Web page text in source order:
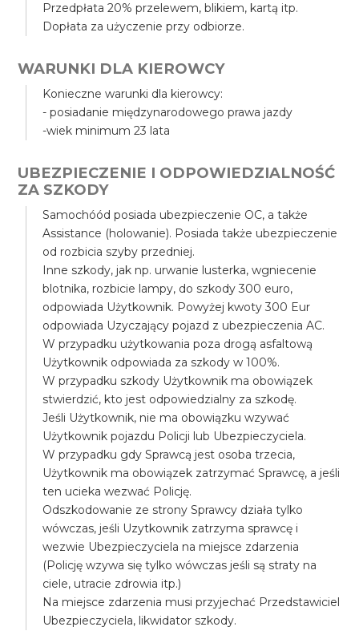
Przedpłata 20% przelewem, blikiem, kartą itp.
Dopłata za użyczenie przy odbiorze.
WARUNKI DLA KIEROWCY
Konieczne warunki dla kierowcy:
- posiadanie międzynarodowego prawa jazdy
-wiek minimum 23 lata
UBEZPIECZENIE I ODPOWIEDZIALNOŚĆ
ZA SZKODY
Samochóód posiada ubezpieczenie OC, a także
Assistance (holowanie). Posiada także ubezpieczenie
od rozbicia szyby przedniej.
Inne szkody, jak np. urwanie lusterka, wgniecenie
blotnika, rozbicie lampy, do szkody 300 euro,
odpowiada Użytkownik. Powyżej kwoty 300 Eur
odpowiada Uzyczający pojazd z ubezpieczenia AC.
W przypadku użytkowania poza drogą asfaltową
Użytkownik odpowiada za szkody w 100%.
W przypadku szkody Użytkownik ma obowiązek
stwierdzić, kto jest odpowiedzialny za szkodę.
Jeśli Użytkownik, nie ma obowiązku wzywać
Użytkownik pojazdu Policji lub Ubezpieczyciela.
W przypadku gdy Sprawcą jest osoba trzecia,
Użytkownik ma obowiązek zatrzymać Sprawcę, a jeśli
ten ucieka wezwać Policję.
Odszkodowanie ze strony Sprawcy działa tylko
wówczas, jeśli Uzytkownik zatrzyma sprawcę i
wezwie Ubezpieczyciela na miejsce zdarzenia
(Policję wzywa się tylko wówczas jeśli są straty na
ciele, utracie zdrowia itp.)
Na miejsce zdarzenia musi przyjechać Przedstawiciel
Ubezpieczyciela, likwidator szkody.